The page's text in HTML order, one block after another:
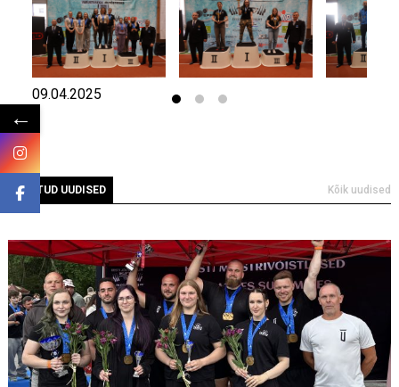
09.04.2025
SEOTUD UUDISED Kõik uudised
←